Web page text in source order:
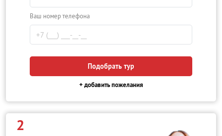
Ваш номер телефона
Подобрать тур
+ добавить пожелания
2